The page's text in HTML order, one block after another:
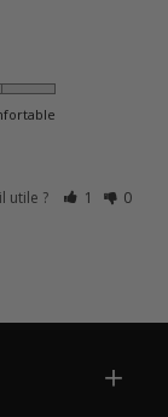
utile ? 1 0